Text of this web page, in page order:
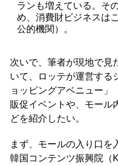
ランも増えている。そ
め、消費財ビジネスは
公的機関）。
次いで、筆者が現地で見
いて、ロッテが運営する
ョッピングアベニュー」
販促イベントや、モール
どを紹介したい。
まず、モールの入り口を
韓国コンテンツ振興院（